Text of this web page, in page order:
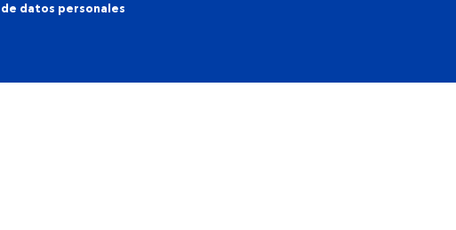
de datos personales